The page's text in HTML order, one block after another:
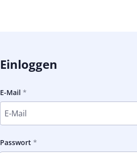
Einloggen
E-Mail
Passwort